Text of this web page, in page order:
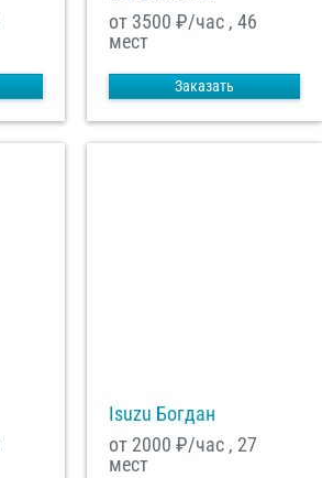
от 3500 ₽/час , 46
мест
Заказать
Isuzu Богдан
от 2000 ₽/час , 27
мест